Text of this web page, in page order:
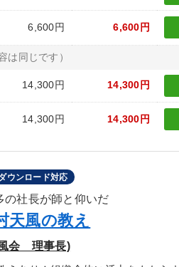
6,600円 6,600円
は同じです）
14,300円 14,300円
14,300円 14,300円
ウンロード対応
の社長が師と仰いだ
天風の教え
会 理事長)